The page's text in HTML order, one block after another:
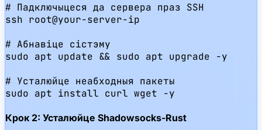
# Падключыцеся да сервера праз SSH
ssh root@your-server-ip
# Абнавіце сістэму
sudo apt update && sudo apt upgrade -y
# Усталюйце неабходныя пакеты
sudo apt install curl wget -y
Крок 2: Усталюйце Shadowsocks-Rust